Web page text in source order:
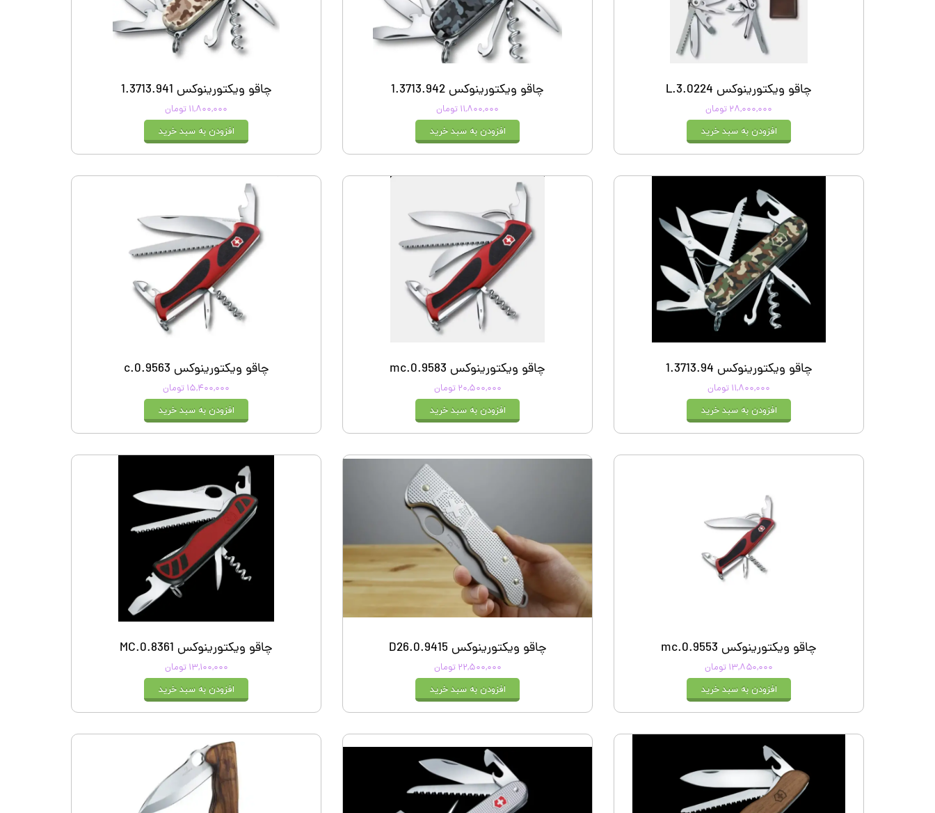
کیف و اکسسوری استنلی
چاقو ویکتورینوکس 3.0224.L
۲۸,۰۰۰,۰۰۰ تومان
افزودن به سبد خرید
چاقو ویکتورینوکس 1.3713.942
۱۱,۸۰۰,۰۰۰ تومان
افزودن به سبد خرید
چاقو ویکتورینوکس 1.3713.941
۱۱,۸۰۰,۰۰۰ تومان
افزودن به سبد خرید
چاقو ویکتورینوکس 1.3713.94
۱۱,۸۰۰,۰۰۰ تومان
افزودن به سبد خرید
چاقو ویکتورینوکس 0.9583.mc
۲۰,۵۰۰,۰۰۰ تومان
افزودن به سبد خرید
چاقو ویکتورینوکس 0.9563.c
۱۵,۴۰۰,۰۰۰ تومان
افزودن به سبد خرید
چاقو ویکتورینوکس 0.9553.mc
۱۳,۸۵۰,۰۰۰ تومان
افزودن به سبد خرید
چاقو ویکتورینوکس 0.9415.D26
۲۲,۵۰۰,۰۰۰ تومان
افزودن به سبد خرید
چاقو ویکتورینوکس 0.8361.MC
۱۳,۱۰۰,۰۰۰ تومان
افزودن به سبد خرید